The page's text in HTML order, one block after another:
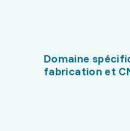
Domaine
fabrication et